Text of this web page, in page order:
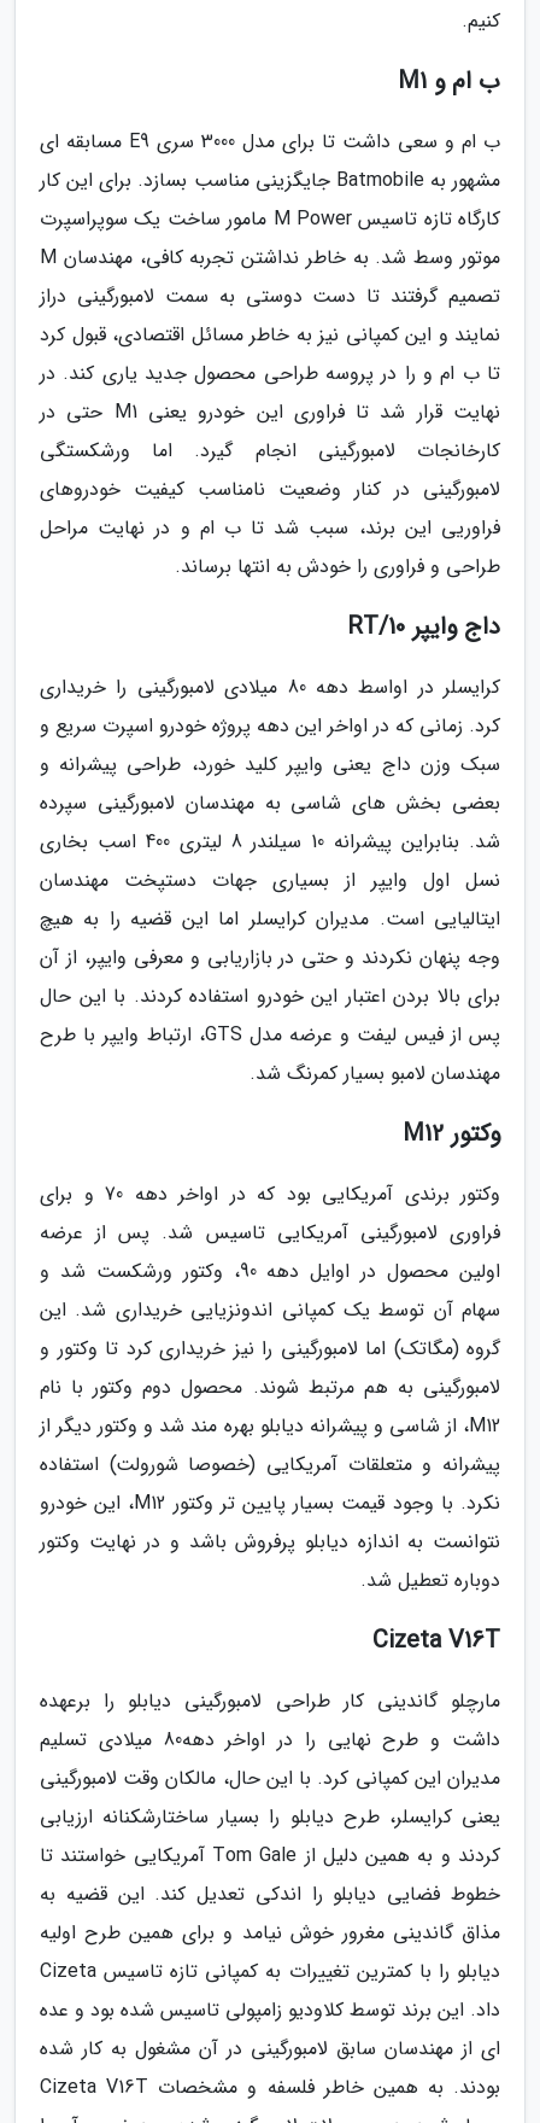
کنیم.
ب ام و M1
ب ام و سعی داشت تا برای مدل 3000 سری E9 مسابقه ای
مشهور به Batmobile جایگزینی مناسب بسازد. برای این کار
کارگاه تازه تاسیس M Power مامور ساخت یک سوپراسپرت
موتور وسط شد. به خاطر نداشتن تجربه کافی، مهندسان M
تصمیم گرفتند تا دست دوستی به سمت لامبورگینی دراز
نمایند و این کمپانی نیز به خاطر مسائل اقتصادی، قبول کرد
تا ب ام و را در پروسه طراحی محصول جدید یاری کند. در
نهایت قرار شد تا فراوری این خودرو یعنی M1 حتی در
کارخانجات لامبورگینی انجام گیرد. اما ورشکستگی
لامبورگینی در کنار وضعیت نامناسب کیفیت خودروهای
فراوریی این برند، سبب شد تا ب ام و در نهایت مراحل
طراحی و فراوری را خودش به انتها برساند.
داج وایپر RT/10
کرایسلر در اواسط دهه 80 میلادی لامبورگینی را خریداری
کرد. زمانی که در اواخر این دهه پروژه خودرو اسپرت سریع و
سبک وزن داج یعنی وایپر کلید خورد، طراحی پیشرانه و
بعضی بخش های شاسی به مهندسان لامبورگینی سپرده
شد. بنابراین پیشرانه 10 سیلندر 8 لیتری 400 اسب بخاری
نسل اول وایپر از بسیاری جهات دستپخت مهندسان
ایتالیایی است. مدیران کرایسلر اما این قضیه را به هیچ
وجه پنهان نکردند و حتی در بازاریابی و معرفی وایپر، از آن
برای بالا بردن اعتبار این خودرو استفاده کردند. با این حال
پس از فیس لیفت و عرضه مدل GTS، ارتباط وایپر با طرح
مهندسان لامبو بسیار کمرنگ شد.
وکتور M12
وکتور برندی آمریکایی بود که در اواخر دهه 70 و برای
فراوری لامبورگینی آمریکایی تاسیس شد. پس از عرضه
اولین محصول در اوایل دهه 90، وکتور ورشکست شد و
سهام آن توسط یک کمپانی اندونزیایی خریداری شد. این
گروه (مگاتک) اما لامبورگینی را نیز خریداری کرد تا وکتور و
لامبورگینی به هم مرتبط شوند. محصول دوم وکتور با نام
M12، از شاسی و پیشرانه دیابلو بهره مند شد و وکتور دیگر از
پیشرانه و متعلقات آمریکایی (خصوصا شورولت) استفاده
نکرد. با وجود قیمت بسیار پایین تر وکتور M12، این خودرو
نتوانست به اندازه دیابلو پرفروش باشد و در نهایت وکتور
دوباره تعطیل شد.
Cizeta V16T
مارچلو گاندینی کار طراحی لامبورگینی دیابلو را برعهده
داشت و طرح نهایی را در اواخر دهه80 میلادی تسلیم
مدیران این کمپانی کرد. با این حال، مالکان وقت لامبورگینی
یعنی کرایسلر، طرح دیابلو را بسیار ساختارشکنانه ارزیابی
کردند و به همین دلیل از Tom Gale آمریکایی خواستند تا
خطوط فضایی دیابلو را اندکی تعدیل کند. این قضیه به
مذاق گاندینی مغرور خوش نیامد و برای همین طرح اولیه
دیابلو را با کمترین تغییرات به کمپانی تازه تاسیس Cizeta
داد. این برند توسط کلاودیو زامپولی تاسیس شده بود و عده
ای از مهندسان سابق لامبورگینی در آن مشغول به کار شده
بودند. به همین خاطر فلسفه و مشخصات Cizeta V16T